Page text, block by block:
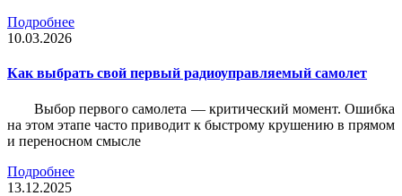
Подробнее
10.03.2026
Как выбрать свой первый радиоуправляемый самолет
Выбор первого самолета — критический момент. Ошибка
на этом этапе часто приводит к быстрому крушению в прямом
и переносном смысле
Подробнее
13.12.2025